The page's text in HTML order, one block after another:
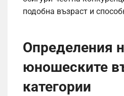
подобна възраст и
Определения
юношеските
категории